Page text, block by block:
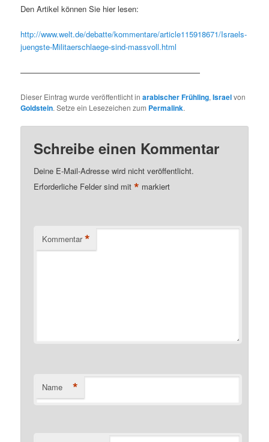
Den Artikel können Sie hier lesen:
http://www.welt.de/debatte/kommentare/article115918671/Israels-
juengste-Militaerschlaege-sind-massvoll.html
———————————————————————
Dieser Eintrag wurde veröffentlicht inarabischer Frühling,Israelvon
Goldstein. Setze ein Lesezeichen zum Permalink.
Schreibe einen Kommentar
Deine E-Mail-Adresse wird nicht veröffentlicht.
Erforderliche Felder sind mit* markiert
Kommentar *
Name *